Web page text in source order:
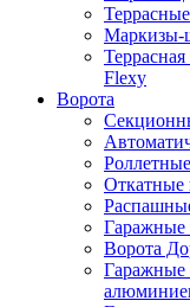
Flexy
Ворота
Откатные
Гаражные
Ворота
Гаражные